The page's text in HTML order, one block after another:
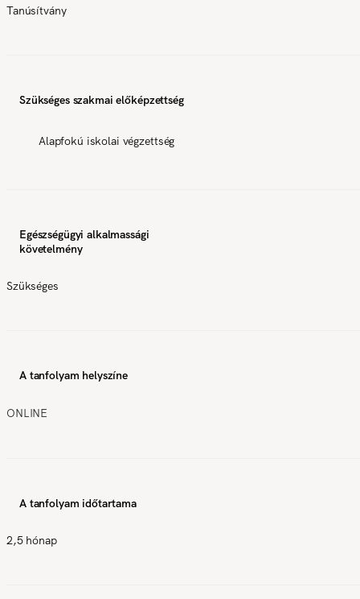
Tanúsítvány
Szükséges szakmai előképzettség
Alapfokú iskolai végzettség
Egészségügyi alkalmassági
követelmény
Szükséges
A tanfolyam helyszíne
ONLINE
A tanfolyam időtartama
2,5 hónap